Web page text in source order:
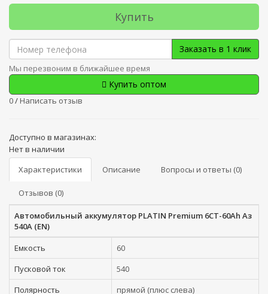
Купить
Заказать в 1 клик
Мы перезвоним в ближайшее время
Купить оптом
0/ Написать отзыв
Доступно в магазинах:
Нет в наличии
Характеристики
Описание Вопросы и ответы (0)
Отзывов (0)
Автомобильный аккумулятор PLATIN Premium 6СТ-60Ah Аз
540A (EN)
Емкость
60
Пусковой ток
540
Полярность
прямой (плюс слева)